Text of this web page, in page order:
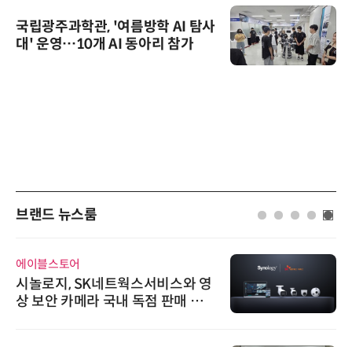
국립광주과학관, '여름방학 AI 탐사
대' 운영…10개 AI 동아리 참가
브랜드 뉴스룸
에이블스토어
시놀로지, SK네트웍스서비스와 영
상 보안 카메라 국내 독점 판매 파